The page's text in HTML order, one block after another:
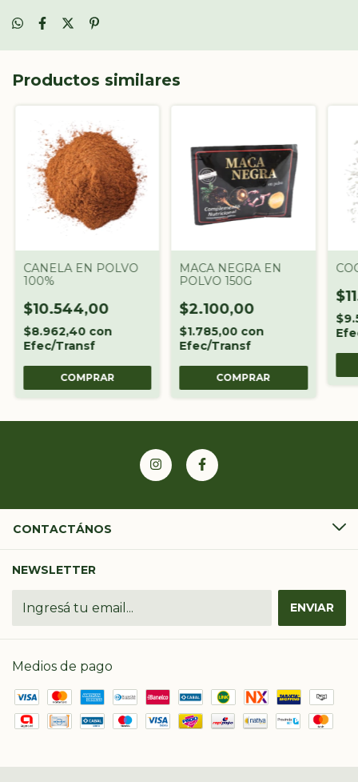
Productos similares
CANELA EN POLVO
100%
$10.544,00
$8.962,40 con
Efec/Transf
COMPRAR
MACA NEGRA EN
POLVO 150G
$2.100,00
$1.785,00 con
Efec/Transf
CONTACTÁNOS
NEWSLETTER
Medios de pago